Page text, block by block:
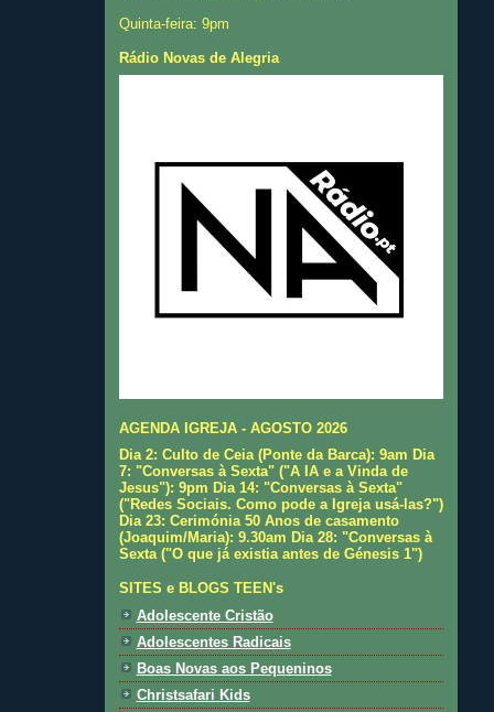
Quinta-feira: 9pm
Rádio Novas de Alegria
AGENDA IGREJA - AGOSTO 2026
Dia 2: Culto de Ceia (Ponte da Barca): 9am Dia
7: "Conversas à Sexta" ("A IA e a Vinda de
Jesus"): 9pm Dia 14: "Conversas à Sexta"
("Redes Sociais. Como pode a Igreja usá-las?")
Dia 23: Cerimónia 50 Anos de casamento
(Joaquim/Maria): 9.30am Dia 28: "Conversas à
Sexta ("O que já existia antes de Génesis 1")
SITES e BLOGS TEEN's
Adolescente Cristão
Adolescentes Radicais
Boas Novas aos Pequeninos
Christsafari Kids